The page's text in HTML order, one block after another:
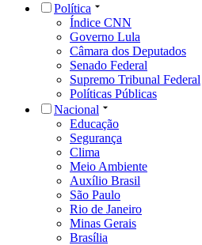
Política
Índice CNN
Governo Lula
Câmara dos Deputados
Senado Federal
Supremo Tribunal Federal
Políticas Públicas
Nacional
Educação
Segurança
Clima
Meio Ambiente
Auxílio Brasil
São Paulo
Rio de Janeiro
Minas Gerais
Brasília